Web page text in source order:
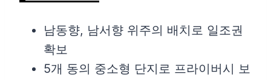
남동향, 남서향 위주의 배치로 일조권
확보
5개 동의 중소형 단지로 프라이버시 보